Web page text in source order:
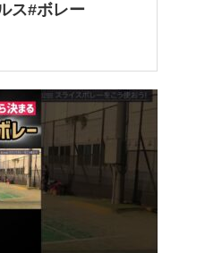
ス#ボレー